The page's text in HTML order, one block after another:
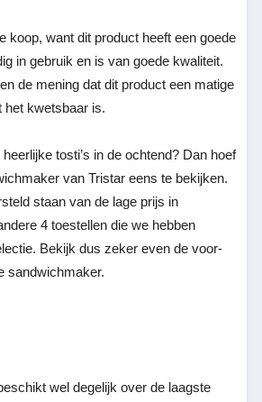
koop, want dit product heeft een goede
in gebruik en is van goede kwaliteit.
de mening dat dit product een matige
het kwetsbaar is.
tosti’s in de ochtend? Dan hoef
van Tristar eens te bekijken.
staan van de lage prijs in
4 toestellen die we hebben
Bekijk dus zeker even de voor-
sandwichmaker.
wel degelijk over de laagste